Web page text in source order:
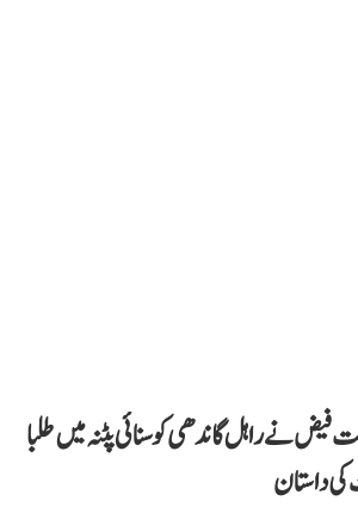
نے راہل گاندھی کو سنائی پٹنہ میں طلبا
داستان